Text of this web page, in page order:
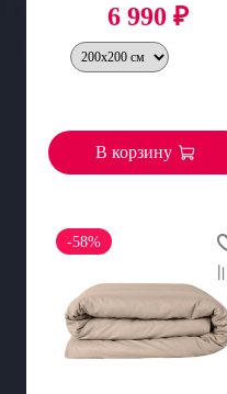
6 990 ₽
В корзину
-58%